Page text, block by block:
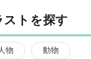
ストを探す
人物 動物